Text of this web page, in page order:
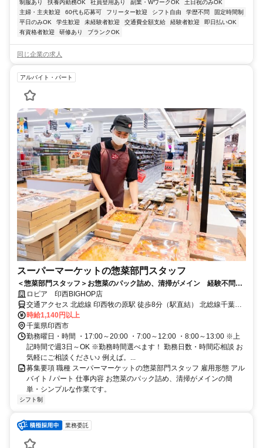
制服あり 扶養内勤務OK 社員登用あり 副業・WワークOK
土日祝のみOK
主婦・主夫歓迎
60代も応募可 フリーター歓迎 シフト自由 学歴不問
固定時間制
平日のみOK
学生歓迎 未経験者歓迎 交通費全額支給 経験者歓迎
即日払いOK
有資格者歓迎
研修あり ブランクOK
同じ企業の求人
アルバイト・パート
スーパーマーケットの惣菜部門スタッフ
＜惣菜部門スタッフ＞お惣菜のパック詰め、清掃がメイン 経験不問
幅広い年齢層が活躍中！
ロピア 印西BIGHOP店
交通アクセス 北総線 印西牧の原駅 徒歩8分（駅直結） 北総線千葉ニ
ュータウン中央駅 車20分 北総線 印旛日本医大駅 車18分
時給1,140円以上
千葉県印西市
勤務曜日・時間 ・17:00～20:00 ・7:00～12:00 ・8:00～13:00 ※上
記時間で週3日～OK ※勤務時間選べます！ 勤務日数・時間応相談 お
気軽にご相談ください♪ 例えば。...
募集要項 職種 スーパーマーケットの惣菜部門スタッフ 雇用形態 アル
バイト / パート 仕事内容 お惣菜のパック詰め、清掃がメインの簡
単・シンプルな作業です。
シフト制
業務委託